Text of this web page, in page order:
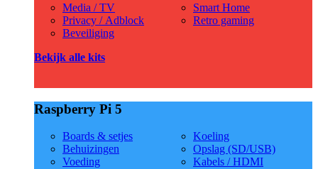
Media / TV
Privacy / Adblock
Beveiliging
Smart Home
Retro gaming
Bekijk alle kits
Raspberry Pi 5
Boards & setjes
Behuizingen
Voeding
Koeling
Opslag (SD/USB)
Kabels / HDMI